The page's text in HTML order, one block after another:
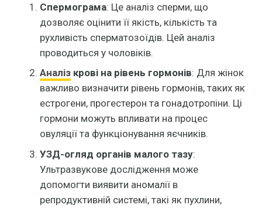
Спермограма: Це аналіз сперми, що
дозволяє оцінити її якість, кількість та
рухливість сперматозоїдів. Цей аналіз
проводиться у чоловіків.
Аналіз крові на рівень гормонів: Для жінок
важливо визначити рівень гормонів, таких як
естрогени, прогестерон та гонадотропіни. Ці
гормони можуть впливати на процес
овуляції та функціонування яєчників.
УЗД-огляд органів малого тазу:
Ультразвукове дослідження може
допомогти виявити аномалії в
репродуктивній системі, такі як пухлини,